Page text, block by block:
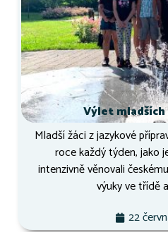
Výlet mladších
Mladší žáci z jazykové
roce každý týden, jako
intenzivně věnovali
výuky ve třídě
22